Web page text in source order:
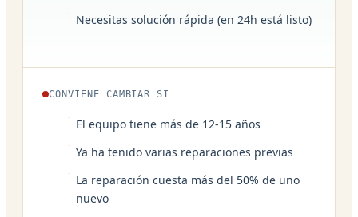
Necesitas solución rápida (en 24h está listo)
CONVIENE CAMBIAR SI
El equipo tiene más de 12-15 años
Ya ha tenido varias reparaciones previas
La reparación cuesta más del 50% de uno
nuevo